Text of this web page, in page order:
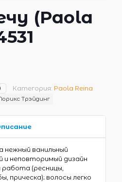
(Paola
Категория: Paola Reina
Трэйдинг
нежный ванильный
и неповторимый дизайн
работа (ресницы,
прическа); волосы легко